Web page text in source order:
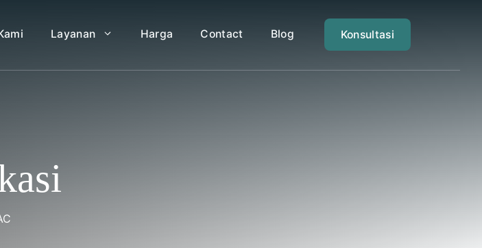
Layanan Harga Contact Blog Konsultasi